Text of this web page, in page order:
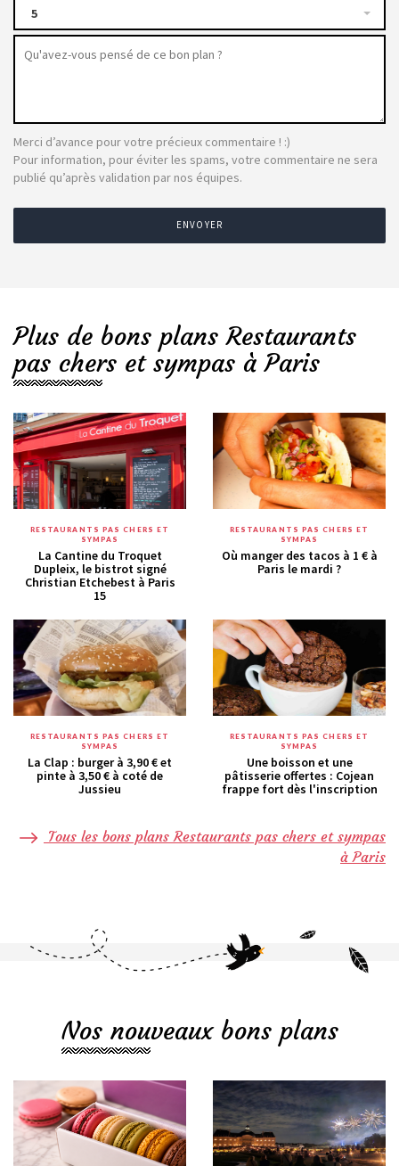
5
Merci d’avance pour votre précieux commentaire ! :)
Pour information, pour éviter les spams, votre commentaire ne sera
publié qu’après validation par nos équipes.
ENVOYER
Plus de bons plans Restaurants
pas chers et sympas à Paris
RESTAURANTS PAS CHERS ET
SYMPAS
La Cantine du Troquet
Dupleix, le bistrot signé
Christian Etchebest à Paris
15
RESTAURANTS PAS CHERS ET
SYMPAS
Où manger des tacos à 1 € à
Paris le mardi ?
RESTAURANTS PAS CHERS ET
SYMPAS
La Clap : burger à 3,90 € et
pinte à 3,50 € à coté de
Jussieu
RESTAURANTS PAS CHERS ET
SYMPAS
Une boisson et une
pâtisserie offertes : Cojean
frappe fort dès l'inscription
Tous les bons plans Restaurants pas chers et sympas
à Paris
Nos nouveaux bons plans